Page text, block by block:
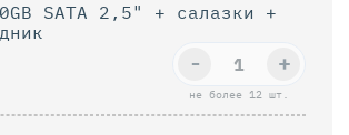
SATA 2,5" + салазки +
не более 12 шт.
+
-